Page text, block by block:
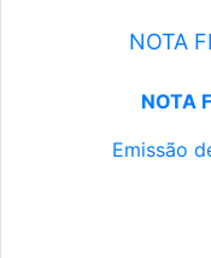
NOTA
NOTA
Emissão